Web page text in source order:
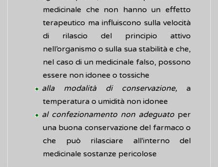
medicinale che non hanno un effetto
terapeutico ma influiscono sulla velocità
di rilascio del principio attivo
nell’organismo o sulla sua stabilità e che,
nel caso di un medicinale falso, possono
essere non idonee o tossiche
alla modalità di conservazione, a
temperatura o umidità non idonee
al confezionamento non adeguato per
una buona conservazione del farmaco o
che può rilasciare all'interno del
medicinale sostanze pericolose